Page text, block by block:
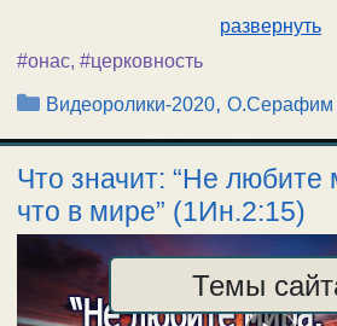
развернуть
#онас, #церковность
Рубрики
Видеоролики-2020,О.Серафим
Что значит: “Не любите
что в мире” (1Ин.2:15)
Темы